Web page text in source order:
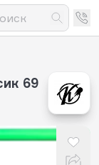
69